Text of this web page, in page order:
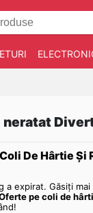
De Hârtie Și
a expirat. Găsiți mai
pe coli de